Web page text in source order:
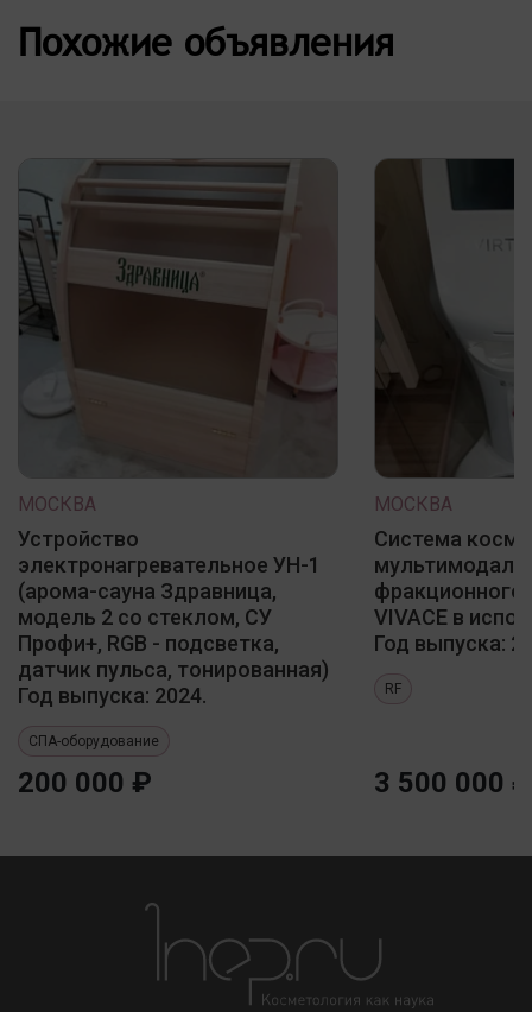
Похожие объявления
МОСКВА
Устройство
электронагревательное УН-1
(арома-сауна Здравница,
модель 2 со стеклом, СУ
Профи+, RGB - подсветка,
датчик пульса, тонированная)
Год выпуска: 2024.
СПА-оборудование
200 000 ₽
МОСКВА
Система
фракционного
VIVACE в
Год выпуска:
RF
3 500 000 ₽